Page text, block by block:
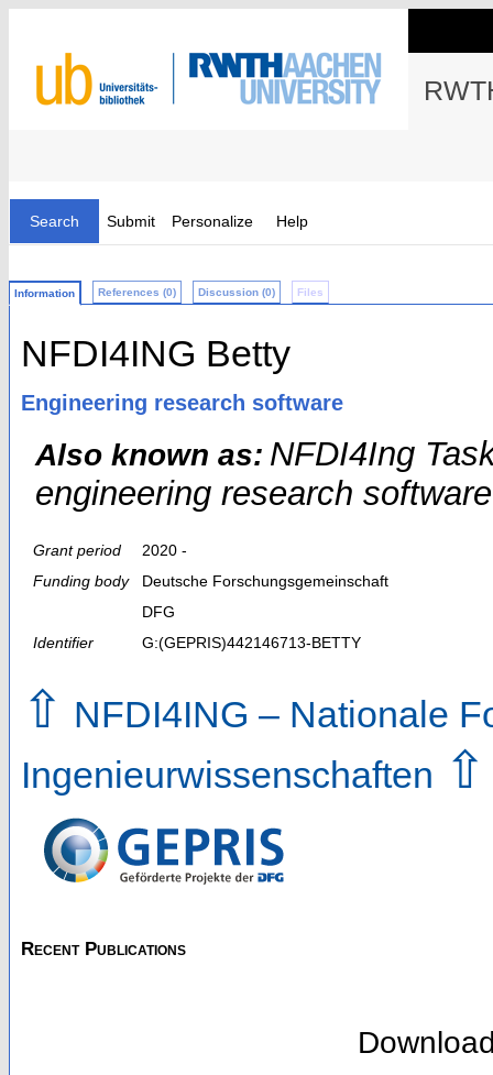
Search Submit Personalize Help
Information References (0) Discussion (0) Files
NFDI4ING Betty
Engineering research software
Also known as: NFDI4Ing
engineering research software
Grant period
2020 -
Funding body
Deutsche Forschungsgemeinschaft
DFG
Identifier
G:(GEPRIS)442146713-BETTY
⇧ NFDI4ING – Nationale
Ingenieurwissenschaften ⇧
Recent Publications